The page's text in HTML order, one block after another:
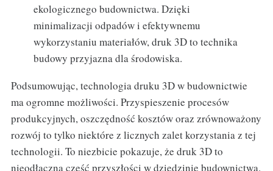
ekologicznego budownictwa. Dzięki
minimalizacji odpadów i efektywnemu
wykorzystaniu materiałów, druk 3D to technika
budowy przyjazna dla środowiska.
Podsumowując, technologia druku 3D w budownictwie
ma ogromne możliwości. Przyspieszenie procesów
produkcyjnych, oszczędność kosztów oraz zrównoważony
rozwój to tylko niektóre z licznych zalet korzystania z tej
technologii. To niezbicie pokazuje, że druk 3D to
nieodłączna część przyszłości w dziedzinie budownictwa.